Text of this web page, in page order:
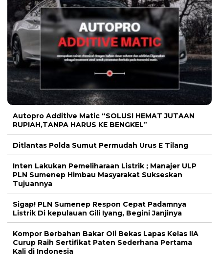
Autopro Additive Matic “SOLUSI HEMAT JUTAAN
RUPIAH,TANPA HARUS KE BENGKEL”
Ditlantas Polda Sumut Permudah Urus E Tilang
Inten Lakukan Pemeliharaan Listrik ; Manajer ULP
PLN Sumenep Himbau Masyarakat Sukseskan
Tujuannya
Sigap! PLN Sumenep Respon Cepat Padamnya
Listrik Di kepulauan Gili Iyang, Begini Janjinya
Kompor Berbahan Bakar Oli Bekas Lapas Kelas IIA
Curup Raih Sertifikat Paten Sederhana Pertama
Kali di Indonesia